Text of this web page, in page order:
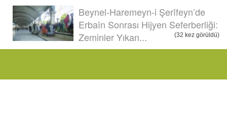
Beynel-Haremeyn-i Şerîfeyn’de
Erbaîn Sonrası Hijyen Seferberliği:
Zeminler Yıkan...
(32 kez görüldü)